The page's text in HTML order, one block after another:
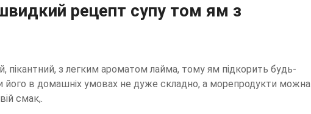
рецепт супу том ям з
пікантний, з легким ароматом лайма, тому ям підкорить будь-
його в домашніх умовах не дуже складно, а морепродукти можна
смак,.